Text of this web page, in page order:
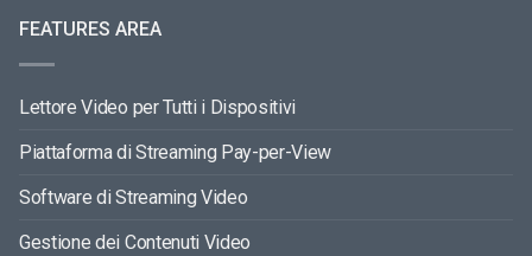
FEATURES AREA
Lettore Video per Tutti i Dispositivi
Piattaforma di Streaming Pay-per-View
Software di Streaming Video
Gestione dei Contenuti Video